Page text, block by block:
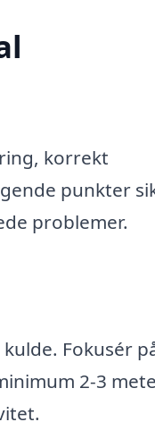
korrekt
punkter
problemer.
Fokusér
2-3